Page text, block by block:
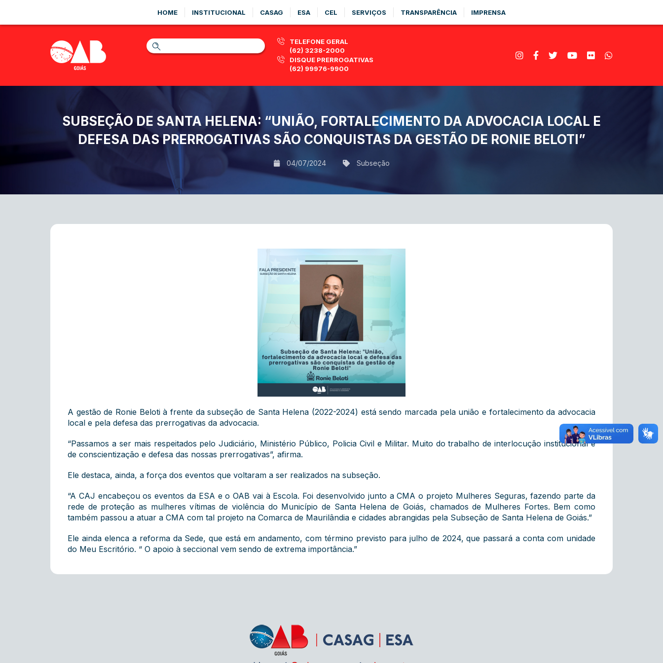
HOME INSTITUCIONAL CASAG ESA CEL SERVIÇOS TRANSPARÊNCIA IMPRENSA
TELEFONE GERAL
(62) 3238-2000
DISQUE PRERROGATIVAS
(62) 99976-9900
SUBSEÇÃO DE SANTA HELENA: “UNIÃO, FORTALECIMENTO DA ADVOCACIA LOCAL E
DEFESA DAS PRERROGATIVAS SÃO CONQUISTAS DA GESTÃO DE RONIE BELOTI”
04/07/2024 Subseção
A gestão de Ronie Beloti à frente da subseção de Santa Helena (2022-2024) está sendo marcada pela união e fortalecimento da advocacia
local e pela defesa das prerrogativas da advocacia.
“Passamos a ser mais respeitados pelo Judiciário, Ministério Público, Policia Civil e Militar. Muito do trabalho de interlocução institucional e
de conscientização e defesa das nossas prerrogativas”, afirma.
Ele destaca, ainda, a força dos eventos que voltaram a ser realizados na subseção.
“A CAJ encabeçou os eventos da ESA e o OAB vai à Escola. Foi desenvolvido junto a CMA o projeto Mulheres Seguras, fazendo parte da
rede de proteção as mulheres vítimas de violência do Município de Santa Helena de Goiás, chamados de Mulheres Fortes. Bem como
também passou a atuar a CMA com tal projeto na Comarca de Maurilândia e cidades abrangidas pela Subseção de Santa Helena de Goiás.”
Ele ainda elenca a reforma da Sede, que está em andamento, com término previsto para julho de 2024, que passará a conta com unidade
do Meu Escritório. “ O apoio à seccional vem sendo de extrema importância.”